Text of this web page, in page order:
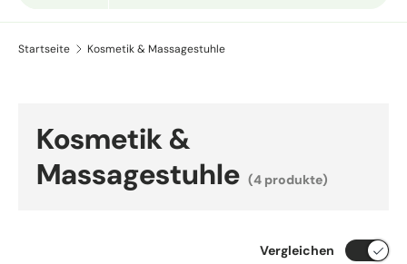
Startseite Kosmetik & Massagestuhle
Kosmetik &
Massagestuhle (4 produkte)
Vergleichen